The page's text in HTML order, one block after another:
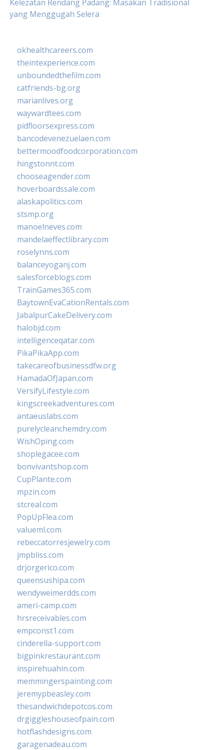
Kelezatan Rendang Padang: Masakan Tradisional
yang Menggugah Selera
okhealthcareers.com
theintexperience.com
unboundedthefilm.com
catfriends-bg.org
marianlives.org
waywardtees.com
pidfloorsexpress.com
bancodevenezuelaen.com
bettermoodfoodcorporation.com
hingstonnt.com
chooseagender.com
hoverboardssale.com
alaskapolitics.com
stsmp.org
manoelneves.com
mandelaeffectlibrary.com
roselynns.com
balanceyoganj.com
salesforceblogs.com
TrainGames365.com
BaytownEvaCationRentals.com
JabalpurCakeDelivery.com
halobjd.com
intelligenceqatar.com
PikaPikaApp.com
takecareofbusinessdfw.org
HamadaOfJapan.com
VersifyLifestyle.com
kingscreekadventures.com
antaeuslabs.com
purelycleanchemdry.com
WishOping.com
shoplegacee.com
bonvivantshop.com
CupPlante.com
mpzin.com
stcreal.com
PopUpFlea.com
valueml.com
rebeccatorresjewelry.com
jmpbliss.com
drjorgerico.com
queensushipa.com
wendyweimerdds.com
ameri-camp.com
hrsreceivables.com
empconst1.com
cinderella-support.com
bigpinkrestaurant.com
inspirehuahin.com
memmingerspainting.com
jeremypbeasley.com
thesandwichdepotcos.com
drgiggleshouseofpain.com
hotflashdesigns.com
garagenadeau.com